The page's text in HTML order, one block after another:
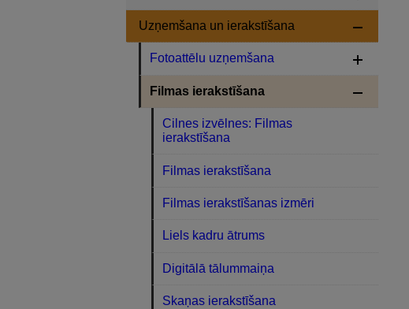
Uzņemšana un ierakstīšana
Fotoattēlu uzņemšana
Filmas ierakstīšana
Cilnes izvēlnes: Filmas
ierakstīšana
Filmas ierakstīšana
Filmas ierakstīšanas izmēri
Liels kadru ātrums
Digitālā tālummaiņa
Skaņas ierakstīšana